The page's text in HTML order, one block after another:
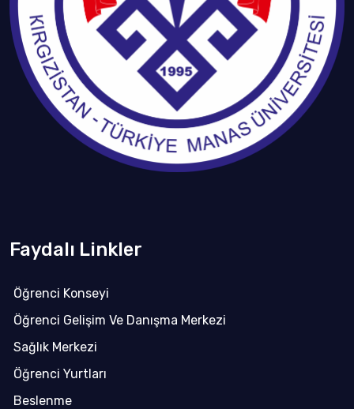
Faydalı Linkler
Öğrenci Konseyi
Öğrenci Gelişim Ve Danışma Merkezi
Sağlık Merkezi
Öğrenci Yurtları
Beslenme